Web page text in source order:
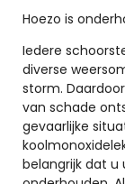
Hoezo is
Iedere
diverse
storm.
van schade
gevaarlijke
belangrijk dat u